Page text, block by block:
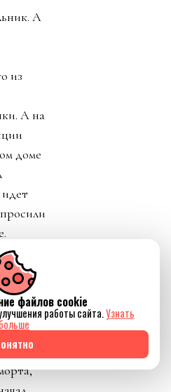
А
из
А на
доме
файлов cookie
работы сайта.Узнать